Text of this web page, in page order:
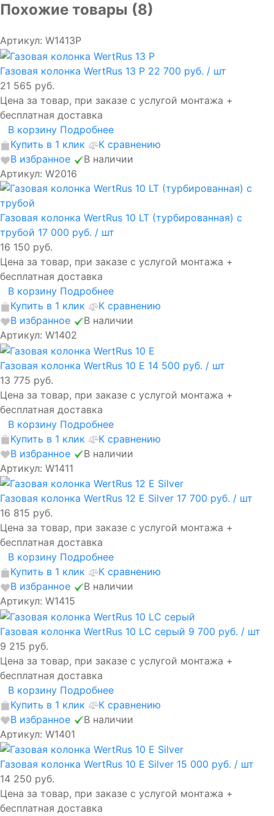
Похожие товары (8)
Артикул: W1413P
Газовая колонка WertRus 13 P 22 700 руб. / шт
21 565 руб.
Цена за товар, при заказе с услугой монтажа +
бесплатная доставка
В корзину Подробнее
Купить в 1 клик
К сравнению
В избранное
В наличии
Артикул: W2016
Газовая колонка WertRus 10 LT (турбированная) с
трубой 17 000 руб. / шт
16 150 руб.
Цена за товар, при заказе с услугой монтажа +
бесплатная доставка
В корзину Подробнее
Купить в 1 клик
К сравнению
В избранное
В наличии
Артикул: W1402
Газовая колонка WertRus 10 E 14 500 руб. / шт
13 775 руб.
Цена за товар, при заказе с услугой монтажа +
бесплатная доставка
В корзину Подробнее
Купить в 1 клик
К сравнению
В избранное
В наличии
Артикул: W1411
Газовая колонка WertRus 12 E Silver 17 700 руб. / шт
16 815 руб.
Цена за товар, при заказе с услугой монтажа +
бесплатная доставка
В корзину Подробнее
Купить в 1 клик
К сравнению
В избранное
В наличии
Артикул: W1415
Газовая колонка WertRus 10 LC серый 9 700 руб. / шт
9 215 руб.
Цена за товар, при заказе с услугой монтажа +
бесплатная доставка
В корзину Подробнее
Купить в 1 клик
К сравнению
В избранное
В наличии
Артикул: W1401
Газовая колонка WertRus 10 E Silver 15 000 руб. / шт
14 250 руб.
Цена за товар, при заказе с услугой монтажа +
бесплатная доставка